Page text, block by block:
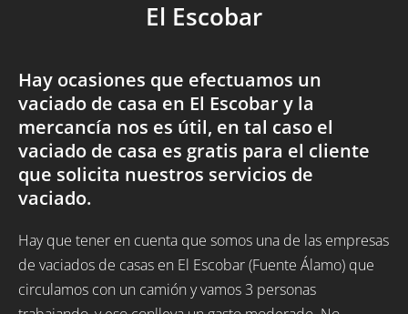
El Escobar
Hay ocasiones que efectuamos un
vaciado de casa en El Escobar y la
mercancía nos es útil, en tal caso el
vaciado de casa es gratis para el cliente
que solicita nuestros servicios de
vaciado.
Hay que tener en cuenta que somos una de las empresas
de vaciados de casas en El Escobar (Fuente Álamo) que
circulamos con un camión y vamos 3 personas